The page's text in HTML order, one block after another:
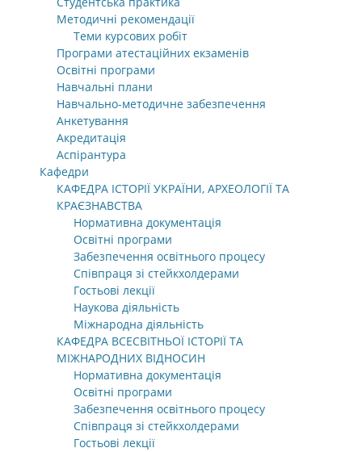
Методичні рекомендації
Теми курсових робіт
Програми атестаційних екзаменів
Освітні програми
Навчальні плани
Навчально-методичне забезпечення
Анкетування
Акредитація
Аспірантура
Кафедри
КАФЕДРА ІСТОРІЇ УКРАЇНИ, АРХЕОЛОГІЇ ТА
КРАЄЗНАВСТВА
Нормативна документація
Освітні програми
Забезпечення освітнього процесу
Співпраця зі стейкхолдерами
Гостьові лекції
Наукова діяльність
Міжнародна діяльність
КАФЕДРА ВСЕСВІТНЬОЇ ІСТОРІЇ ТА
МІЖНАРОДНИХ ВІДНОСИН
Нормативна документація
Освітні програми
Забезпечення освітнього процесу
Співпраця зі стейкхолдерами
Гостьові лекції